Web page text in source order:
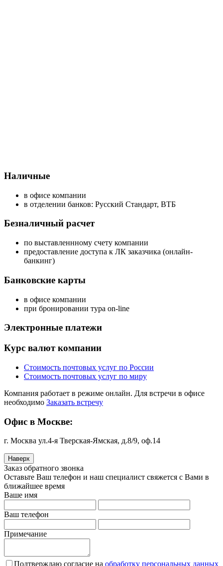
Наличные
в офисе компании
в отделении банков: Русский Стандарт, ВТБ
Безналичный расчет
по выставленнному счету компании
предоставление доступа к ЛК заказчика (онлайн-
банкинг)
Банковские карты
в офисе компании
при бронировании тура on-line
Электронные платежи
Курс валют компании
Стоимость почтовых услуг по России
Стоимость почтовых услуг по миру
Компания работает в режиме онлайн. Для встречи в офисе
необходимо Заказать встречу
Офис в Москве:
г. Москва ул.4-я Тверская-Ямская, д.8/9, оф.14
Наверх
Заказ обратного звонка
Оставьте Ваш телефон и наш специалист свяжется с Вами в
ближайшее время
Ваше имя
Ваш телефон
Примечание
Подтверждаю согласие на обработку персональных данных